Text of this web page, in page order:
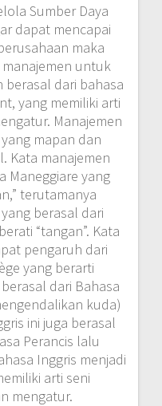
Sumber Daya
dapat mencapai
maka
untuk
berasal dari bahasa
yang memiliki arti
Manajemen
mapan dan
Kata manajemen
Maneggiare yang
terutamanya
berasal dari
“tangan”. Kata
pengaruh dari
yang berarti
dari Bahasa
kuda)
ini juga berasal
Perancis lalu
Inggris menjadi
arti seni
mengatur.